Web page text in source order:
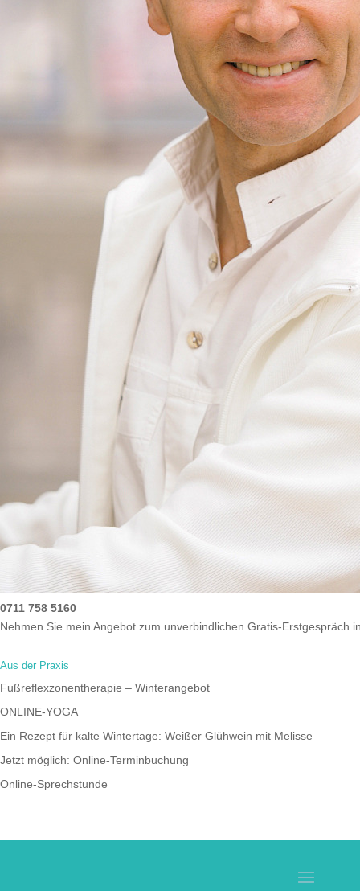
0711 758 5160
Nehmen Sie mein Angebot zum unverbindlichen Gratis-Erstgespräch
Aus der Praxis
Fußreflexzonentherapie – Winterangebot
ONLINE-YOGA
Ein Rezept für kalte Wintertage: Weißer Glühwein mit Melisse
Jetzt möglich: Online-Terminbuchung
Online-Sprechstunde